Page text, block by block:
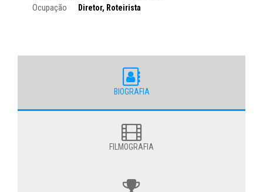
Ocupação Diretor, Roteirista
BIOGRAFIA
FILMOGRAFIA